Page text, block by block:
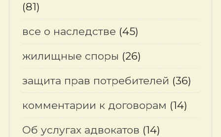
(81)
все о наследстве (45)
жилищные споры (26)
защита прав потребителей (36)
комментарии к договорам (14)
Об услугах адвокатов (14)